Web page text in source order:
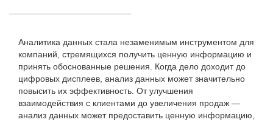
Аналитика данных стала незаменимым инструментом для
компаний, стремящихся получить ценную информацию и
принять обоснованные решения. Когда дело доходит до
цифровых дисплеев, анализ данных может значительно
повысить их эффективность. От улучшения
взаимодействия с клиентами до увеличения продаж —
анализ данных может предоставить ценную информацию,